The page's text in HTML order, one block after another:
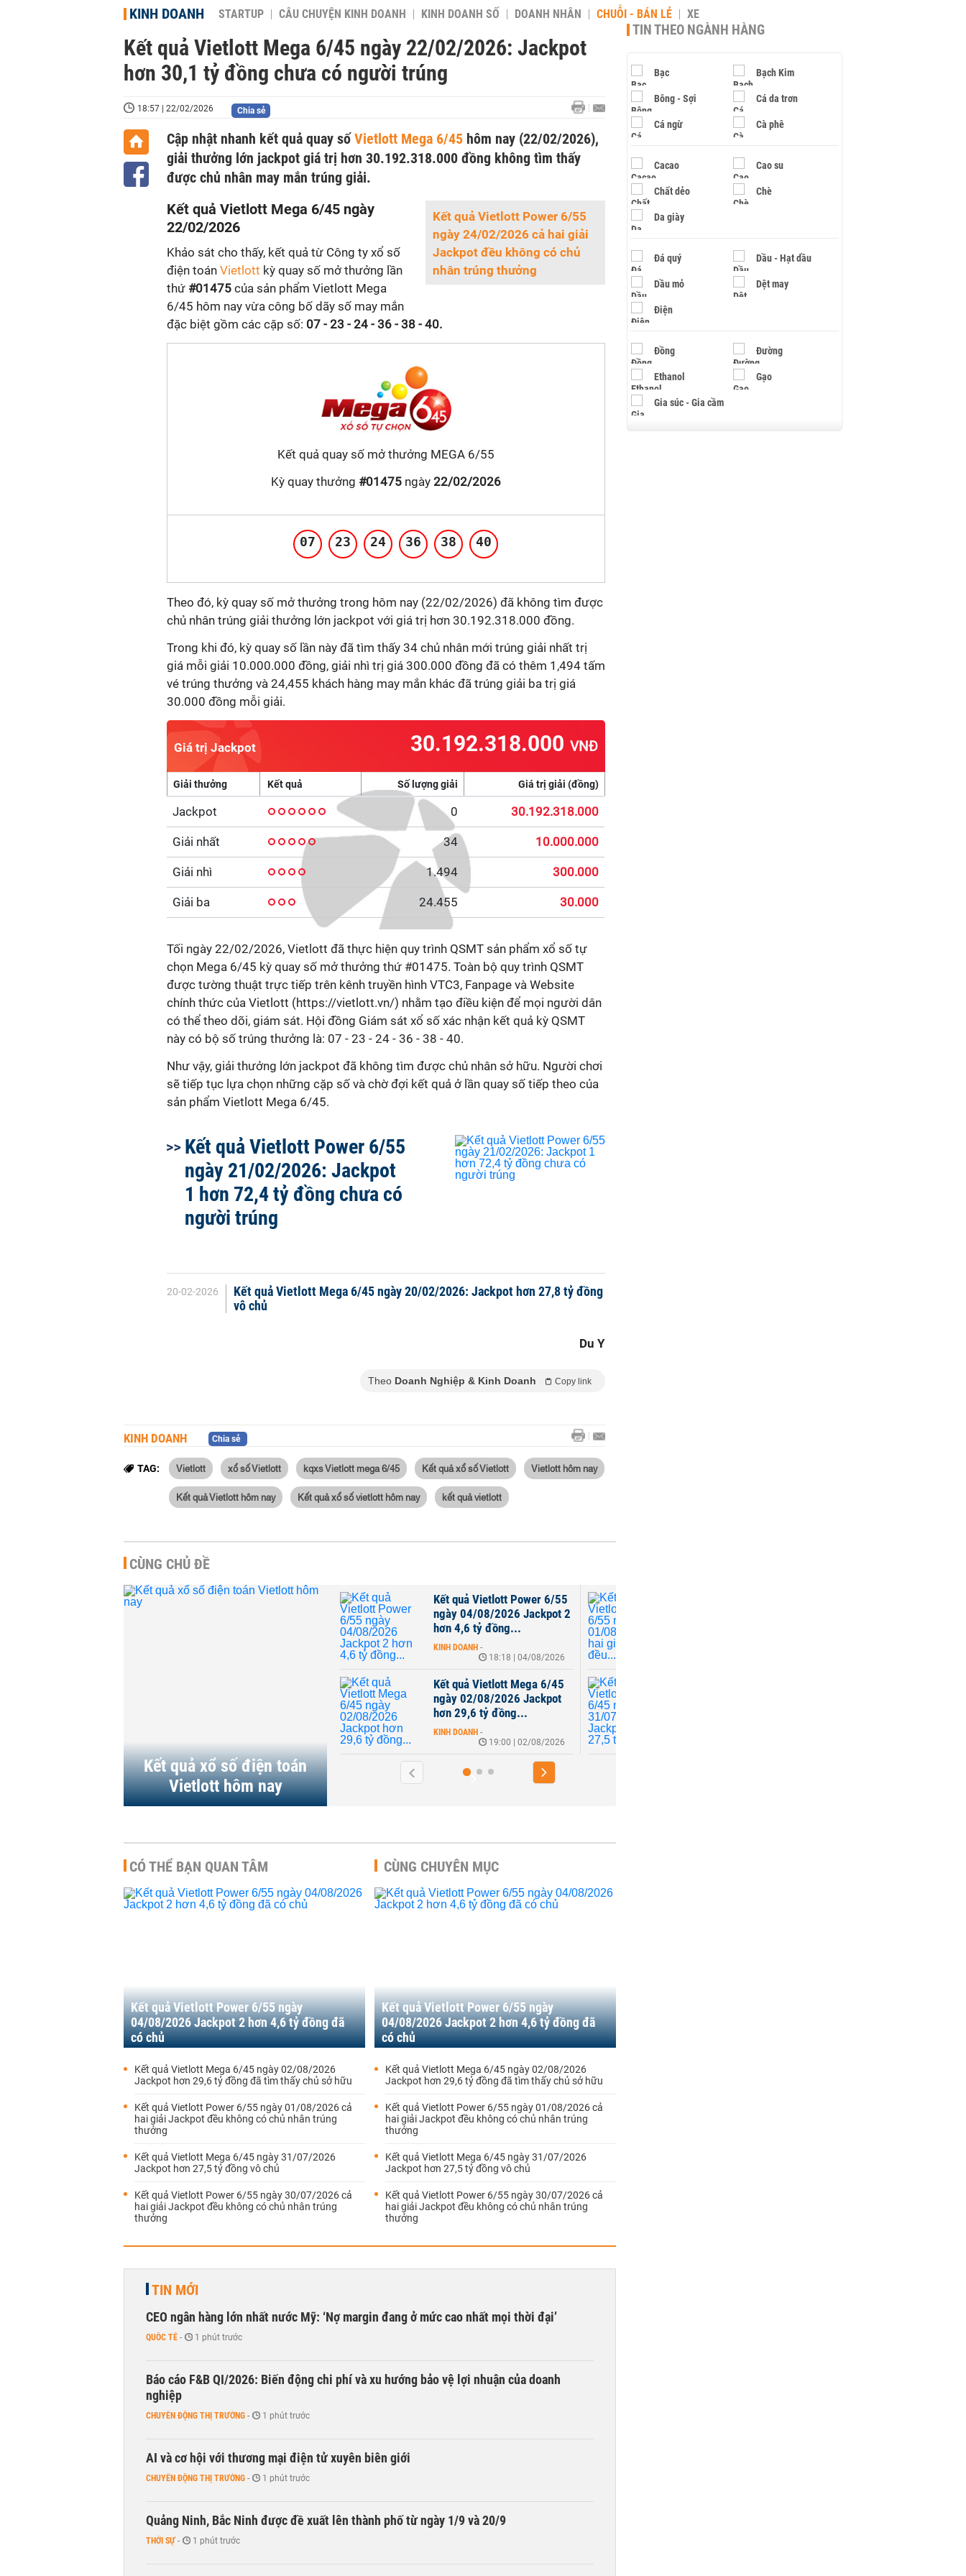
KINH DOANH STARTUP CÂU CHUYỆN KINH DOANH KINH DOANH SỐ DOANH NHÂN CHUỖI - BÁN LẺ XE
Kết quả Vietlott Mega 6/45 ngày 22/02/2026: Jackpot
hơn 30,1 tỷ đồng chưa có người trúng
18:57 | 22/02/2026 Chia sẻ
Cập nhật nhanh kết quả quay sốVietlott Mega 6/45 hôm nay (22/02/2026),
giải thưởng lớn jackpot giá trị hơn 30.192.318.000 đồng không tìm thấy
được chủ nhân may mắn trúng giải.
Kết quả Vietlott Power 6/55
ngày 24/02/2026 cả hai giải
Jackpot đều không có chủ
nhân trúng thưởng
Kết quả Vietlott Mega 6/45 ngày
22/02/2026
Khảo sát cho thấy, kết quả từ Công ty xổ số
điện toán Vietlott kỳ quay số mở thưởng lần
thứ #01475 của sản phẩm Vietlott Mega
6/45 hôm nay vừa công bố dãy số may mắn
đặc biệt gồm các cặp số: 07 - 23 - 24 - 36 - 38 - 40.
Kết quả quay số mở thưởng MEGA 6/55
Kỳ quay thưởng #01475 ngày 22/02/2026
07 23 24 36 38 40
Theo đó, kỳ quay số mở thưởng trong hôm nay (22/02/2026) đã không tìm được
chủ nhân trúng giải thưởng lớn jackpot với giá trị hơn 30.192.318.000 đồng.
Trong khi đó, kỳ quay số lần này đã tìm thấy 34 chủ nhân mới trúng giải nhất trị
giá mỗi giải 10.000.000 đồng, giải nhì trị giá 300.000 đồng đã có thêm 1,494 tấm
vé trúng thưởng và 24,455 khách hàng may mắn khác đã trúng giải ba trị giá
30.000 đồng mỗi giải.
Giá trị Jackpot 30.192.318.000 VNĐ
Giải thưởng Số lượng giải Giá trị giải (đồng)
Jackpot 0 30.192.318.000
Giải nhất 34 10.000.000
Giải nhì 1.494 300.000
Giải ba 24.455 30.000
Tối ngày 22/02/2026, Vietlott đã thực hiện quy trình QSMT sản phẩm xổ số tự
chọn Mega 6/45 kỳ quay số mở thưởng thứ #01475. Toàn bộ quy trình QSMT
được tường thuật trực tiếp trên kênh truyền hình VTC3, Fanpage và Website
chính thức của Vietlott (https://vietlott.vn/) nhằm tạo điều kiện để mọi người dân
có thể theo dõi, giám sát. Hội đồng Giám sát xổ số xác nhận kết quả kỳ QSMT
này có bộ số trúng thưởng là: 07 - 23 - 24 - 36 - 38 - 40.
Như vậy, giải thưởng lớn jackpot đã không tìm được chủ nhân sở hữu. Người chơi
sẽ tiếp tục lựa chọn những cặp số và chờ đợi kết quả ở lần quay số tiếp theo của
sản phẩm Vietlott Mega 6/45.
Kết quả Vietlott Power 6/55
ngày 21/02/2026: Jackpot
1 hơn 72,4 tỷ đồng chưa có
người trúng
20-02-2026
Kết quả Vietlott Mega 6/45 ngày 20/02/2026: Jackpot hơn 27,8 tỷ đồng
vô chủ
Du Y
Theo Doanh Nghiệp & Kinh Doanh Copy link
KINH DOANH Chia sẻ
TAG: Vietlott xổ số Vietlott kqxs Vietlott mega 6/45 Kết quả xổ số Vietlott Vietlott hôm nay
Kết quả Vietlott hôm nay Kết quả xổ số vietlott hôm nay kết quả vietlott
CÙNG CHỦ ĐỀ
Kết quả xổ số điện toán
Vietlott hôm nay
Kết quả Vietlott Power 6/55
ngày 04/08/2026 Jackpot 2
18:18 | 04/08/2026
Kết quả Vietlott Mega 6/45
ngày 02/08/2026 Jackpot
19:00 | 02/08/2026
Kết quả Vietlott Power 6/55
ngày 01/08/2026 cả hai giải
Jackpot đều...
KINH DOANH
19:00 | 01/08/2026
Kết quả Vietlott Mega 6/45
ngày 31/07/2026 Jackpot
hơn 27,5 tỷ đồng...
KINH DOANH
19:00 | 31/07/2026
CÓ THỂ BẠN QUAN TÂM
Kết quả Vietlott Power 6/55 ngày
04/08/2026 Jackpot 2 hơn 4,6 tỷ đồng đã
có chủ
Kết quả Vietlott Mega 6/45 ngày 02/08/2026
Jackpot hơn 29,6 tỷ đồng đã tìm thấy chủ sở hữu
Kết quả Vietlott Power 6/55 ngày 01/08/2026 cả
hai giải Jackpot đều không có chủ nhân trúng
thưởng
Kết quả Vietlott Mega 6/45 ngày 31/07/2026
Jackpot hơn 27,5 tỷ đồng vô chủ
Kết quả Vietlott Power 6/55 ngày 30/07/2026 cả
hai giải Jackpot đều không có chủ nhân trúng
thưởng
CÙNG CHUYÊN MỤC
Kết quả Vietlott Power 6/55 ngày
04/08/2026 Jackpot 2 hơn 4,6 tỷ đồng đã
có chủ
Kết quả Vietlott Mega 6/45 ngày 02/08/2026
Jackpot hơn 29,6 tỷ đồng đã tìm thấy chủ sở hữu
Kết quả Vietlott Power 6/55 ngày 01/08/2026 cả
hai giải Jackpot đều không có chủ nhân trúng
thưởng
Kết quả Vietlott Mega 6/45 ngày 31/07/2026
Jackpot hơn 27,5 tỷ đồng vô chủ
Kết quả Vietlott Power 6/55 ngày 30/07/2026 cả
hai giải Jackpot đều không có chủ nhân trúng
thưởng
TIN MỚI
CEO ngân hàng lớn nhất nước Mỹ: ‘Nợ margin đang ở mức cao nhất mọi thời đại’
QUỐC TẾ - 1 phút trước
Báo cáo F&B QI/2026: Biến động chi phí và xu hướng bảo vệ lợi nhuận của doanh
nghiệp
CHUYỂN ĐỘNG THỊ TRƯỜNG - 1 phút trước
AI và cơ hội với thương mại điện tử xuyên biên giới
CHUYỂN ĐỘNG THỊ TRƯỜNG - 1 phút trước
Quảng Ninh, Bắc Ninh được đề xuất lên thành phố từ ngày 1/9 và 20/9
THỜI SỰ - 1 phút trước
TIN THEO NGÀNH HÀNG
Bạc Bạch Kim
Bông - Sợi Cá da trơn
Cá ngừ Cà phê
Cacao Cao su
Chất dẻo Chè
Da giày
Đá quý Dầu - Hạt dầu
Dầu mỏ Dệt may
Điện
Đồng Đường
Ethanol Gạo
Gia súc - Gia cầm